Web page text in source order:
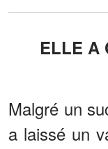
ELLE A
Malgré un
a laissé un